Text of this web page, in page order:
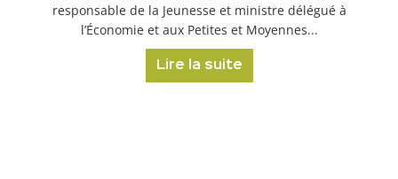
responsable de la Jeunesse et ministre délégué à
l’Économie et aux Petites et Moyennes...
Lire la suite